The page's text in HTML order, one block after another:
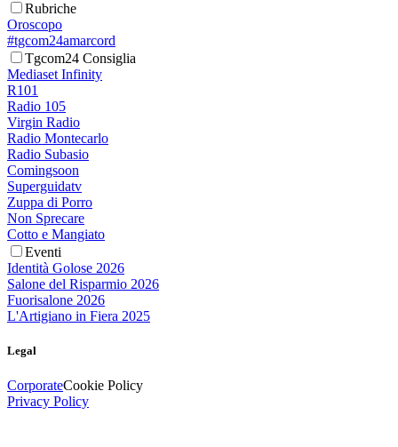
Rubriche
Oroscopo
#tgcom24amarcord
Tgcom24 Consiglia
Mediaset Infinity
R101
Radio 105
Virgin Radio
Radio Montecarlo
Radio Subasio
Comingsoon
Superguidatv
Zuppa di Porro
Non Sprecare
Cotto e Mangiato
Eventi
Identità Golose 2026
Salone del Risparmio 2026
Fuorisalone 2026
L'Artigiano in Fiera 2025
Legal
CorporateCookie Policy
Privacy Policy